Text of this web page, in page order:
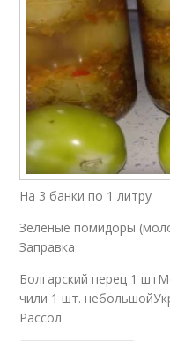
На 3 банки по 1 литру
Зеленые помидоры
Заправка
Болгарский перец 1
чили 1 шт.
Рассол